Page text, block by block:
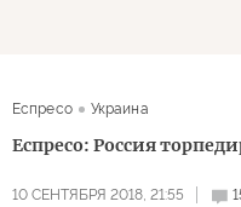
Еспресо Украина
Еспресо: Россия
10 СЕНТЯБРЯ 2018, 21:55